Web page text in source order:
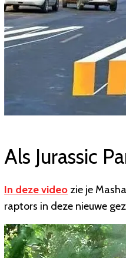
Als Jurassic
In deze video zie je
raptors in deze nieuwe